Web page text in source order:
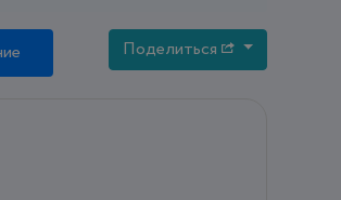
Поделиться